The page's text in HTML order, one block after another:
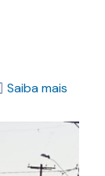
Saiba mais